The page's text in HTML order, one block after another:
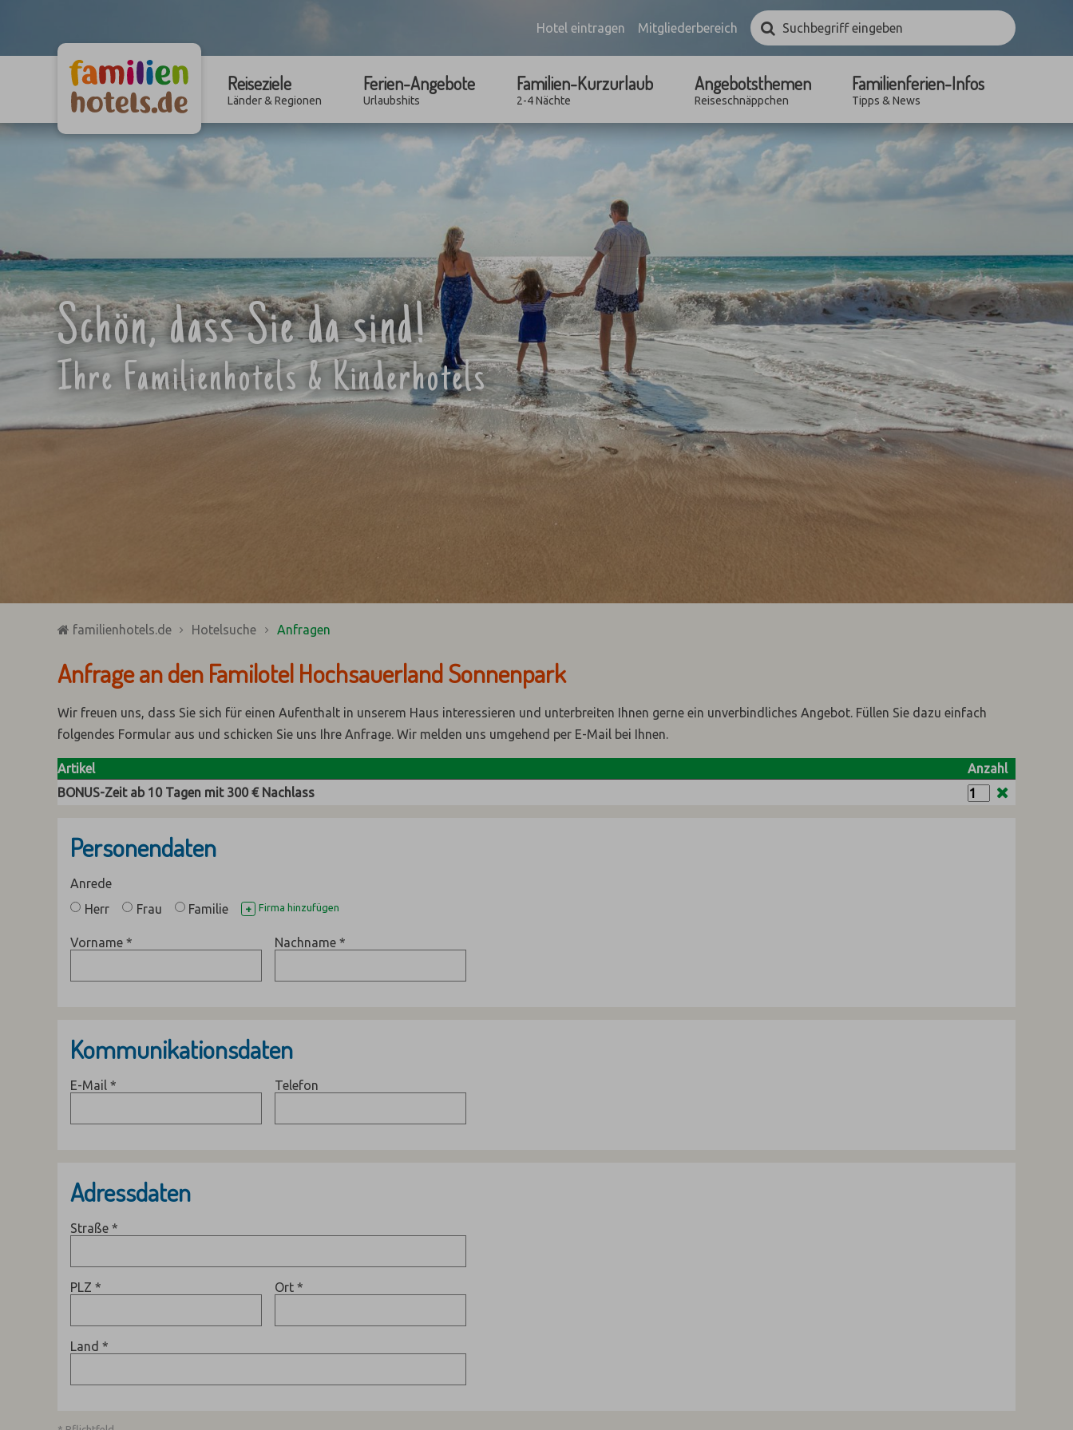
Hotel eintragen Mitgliederbereich
Suchbegriff
eingebenSuchen
Reiseziele
Länder & Regionen
Ferien-Angebote
Urlaubshits
Familien-Kurzurlaub
2-4 Nächte
Angebotsthemen
Reiseschnäppchen
Familienferien-Infos
Tipps & News
Schön, dass Sie da sind!
Ihre Familienhotels & Kinderhotels
familienhotels.de Hotelsuche Anfragen
Anfrage an den Familotel Hochsauerland Sonnenpark
Wir freuen uns, dass Sie sich für einen Aufenthalt in unserem Haus interessieren und unterbreiten Ihnen gerne ein unverbindliches Angebot. Füllen Sie dazu einfach
folgendes Formular aus und schicken Sie uns Ihre Anfrage. Wir melden uns umgehend per E-Mail bei Ihnen.
Artikel
Anzahl
BONUS-Zeit ab 10 Tagen mit 300 € Nachlass
Personendaten
Anrede
Herr
Frau Familie + Firma hinzufügen
Vorname * Nachname *
Kommunikationsdaten
E-Mail * Telefon
Adressdaten
Straße *
PLZ * Ort *
Land *